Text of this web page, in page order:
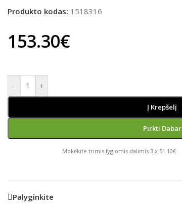
Produkto kodas: 1518316
153.30€
- +
Į Krepšelį
Pirkti Dabar
Mokėkite trimis lygiomis dalimis 3 x 51.10€
Palyginkite